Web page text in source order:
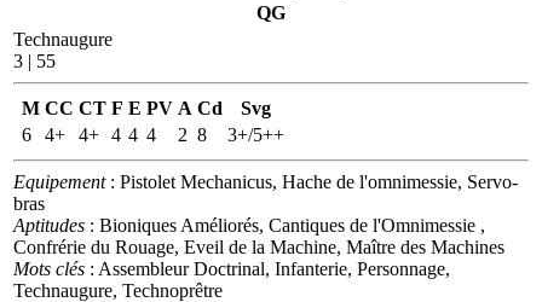
QG
Technaugure
3 | 55
M CC CT F E PV A Cd
Svg
6
4+ 4+ 4 4 4 2 8 3+/5++
Equipement: Pistolet Mechanicus, Hache de l'omnimessie, Servo-
bras
Aptitudes : Bioniques Améliorés, Cantiques de l'Omnimessie ,
Confrérie du Rouage, Eveil de la Machine, Maître des Machines
Mots clés : Assembleur Doctrinal, Infanterie, Personnage,
Technaugure, Technoprêtre